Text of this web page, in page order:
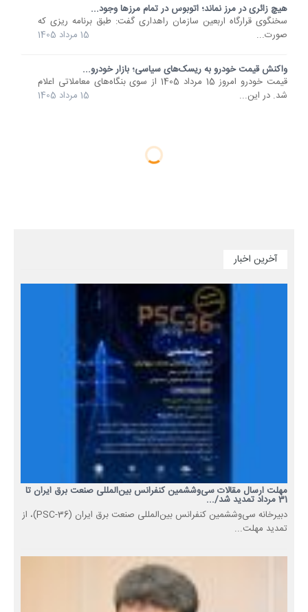
هیچ زائری در مرز نماند؛ اتوبوس در تمام مرزها وجود...
سخنگوی قرارگاه اربعین سازمان راهداری گفت: طبق برنامه ریزی که
صورت...
15 مرداد 1405
واکنش قیمت خودرو به ریسک‌های سیاسی؛ بازار خودرو...
قیمت خودرو امروز 15 مرداد 1405 از سوی بنگاه‌های معاملاتی اعلام
شد. در این...
15 مرداد 1405
آخرین اخبار
مهلت ارسال مقالات سی‌وششمین کنفرانس بین‌المللی صنعت برق ایران تا
31 مرداد تمدید شد/...
دبیرخانه سی‌وششمین کنفرانس بین‌المللی صنعت برق ایران (PSC-36)، از
تمدید مهلت...